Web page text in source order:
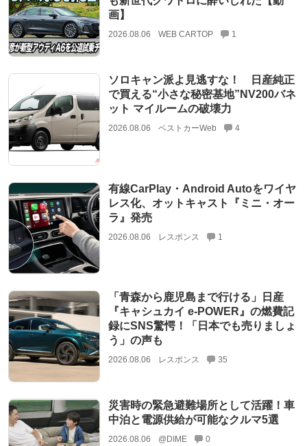
画】
2026.08.06 WEB CARTOP 1
ソロキャン派よ見逃すな！ 日産純正
で買える“小さな秘密基地”NV200バネ
ット マイルームの破壊力
2026.08.06 ベストカーWeb 4
有線CarPlay・Android Autoをワイヤ
レス化、オットキャスト『ミニ・オー
ラ』発売
2026.08.06 レスポンス 1
「青森から鹿児島まで行ける」日産
『キャシュカイ e-POWER』の燃費記
録にSNS驚愕！「日本でも売りましょ
う」の声も
2026.08.06 レスポンス 35
災害時の緊急避難場所として活躍！車
中泊と電源供給が可能なクルマ5選
2026.08.06 @DIME 0